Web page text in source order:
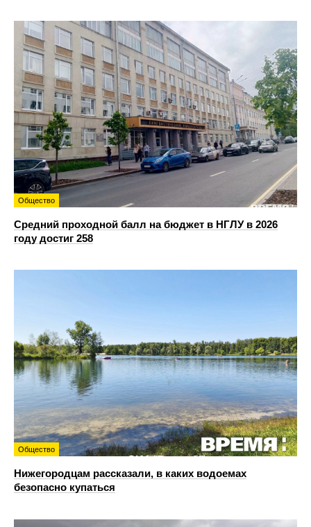
Общество
Средний проходной балл на бюджет в НГЛУ в 2026
году достиг 258
Общество
Нижегородцам рассказали, в каких водоемах
безопасно купаться